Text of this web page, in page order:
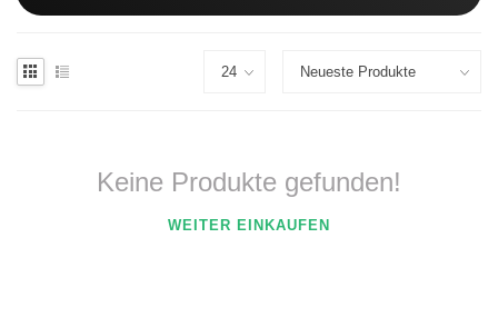
Keine Produkte gefunden!
WEITER EINKAUFEN